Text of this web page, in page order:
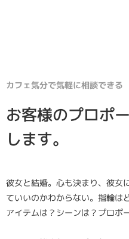
カフェ気分で気軽に相談できる
お客様のプロポ
します。
彼女と結婚。心も決まり、彼女
ていいのかわからない。指輪は
アイテムは？シーンは？プロポ